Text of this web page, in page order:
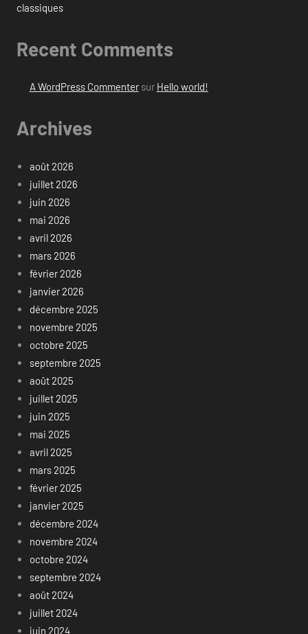
classiques
Recent Comments
A WordPress Commentersur Hello world!
Archives
août 2026
juillet 2026
juin 2026
mai 2026
avril 2026
mars 2026
février 2026
janvier 2026
décembre 2025
novembre 2025
octobre 2025
septembre 2025
août 2025
juillet 2025
juin 2025
mai 2025
avril 2025
mars 2025
février 2025
janvier 2025
décembre 2024
novembre 2024
octobre 2024
septembre 2024
août 2024
juillet 2024
juin 2024